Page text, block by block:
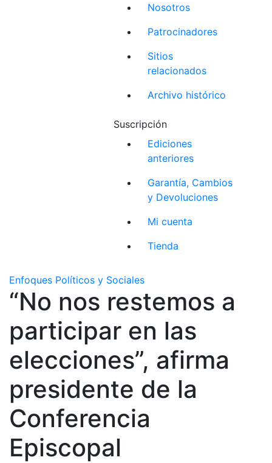
Nosotros
Patrocinadores
Sitios
relacionados
Archivo histórico
Suscripción
Ediciones
anteriores
Garantía, Cambios
y Devoluciones
Mi cuenta
Tienda
Enfoques Políticos y Sociales
“No nos restemos a
participar en las
elecciones”, afirma
presidente de la
Conferencia
Episcopal